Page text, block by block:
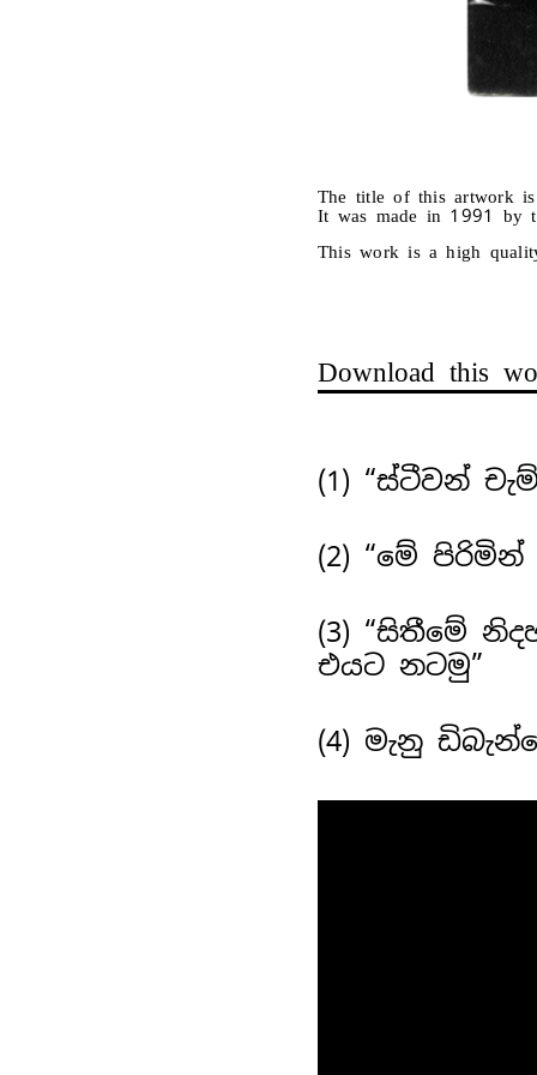
The title of this artwork is
It was made in 1991 by
This work is a high
Download this
(1) “ස්ටීවන්
(2) “මේ
(3) “සිතීමේ
එයට නටමු”
(4) මැනු